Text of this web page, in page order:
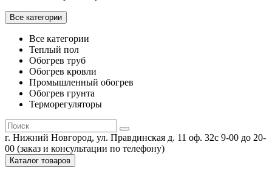
Все категории
Все категории
Теплый пол
Обогрев труб
Обогрев кровли
Промышленный обогрев
Обогрев грунта
Терморегуляторы
г. Нижний Новгород, ул. Правдинская д. 11 оф. 32с 9-00 до 20-
00 (заказ и консультации по телефону)
Каталог товаров